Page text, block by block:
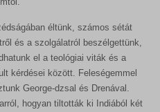
éltünk, számos sétát
és a szolgálatról beszélgettünk,
el a teológiai viták és a
kérdései között. Feleségemmel
George-dzsal és Drenával.
hogyan tiltották ki Indiából két